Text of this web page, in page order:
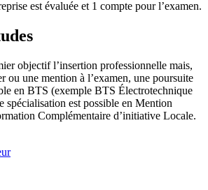
est évaluée et 1 compte pour l’examen.
objectif l’insertion professionnelle mais,
ou une mention à l’examen, une poursuite
en BTS (exemple BTS Électrotechnique
est possible en Mention
Complémentaire d’initiative Locale.